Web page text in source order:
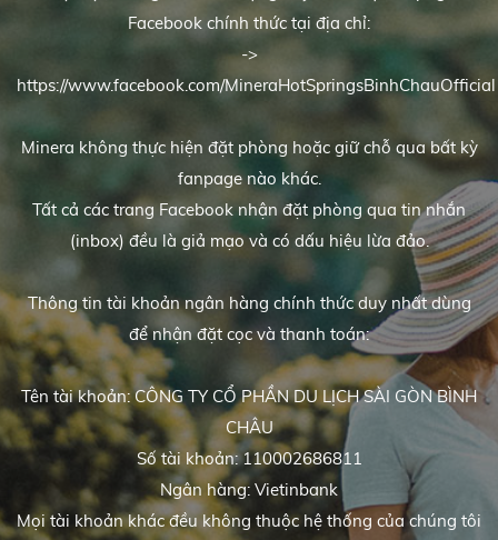
Facebook chính thức tại địa chỉ:
->
https://www.facebook.com/MineraHotSpringsBinhChauOfficial
Minera không thực hiện đặt phòng hoặc giữ chỗ qua bất kỳ
fanpage nào khác.
Tất cả các trang Facebook nhận đặt phòng qua tin nhắn
(inbox) đều là giả mạo và có dấu hiệu lừa đảo.
Thông tin tài khoản ngân hàng chính thức duy nhất dùng
để nhận đặt cọc và thanh toán:
Tên tài khoản: CÔNG TY CỔ PHẦN DU LỊCH SÀI GÒN BÌNH
CHÂU
Số tài khoản: 110002686811
Ngân hàng: Vietinbank
Mọi tài khoản khác đều không thuộc hệ thống của chúng tôi